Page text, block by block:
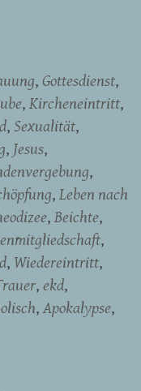
Gottesdienst
Kircheneintritt
Sexualität
Jesus
Leben nach
Beichte
Wiedereintritt
ekd
Apokalypse